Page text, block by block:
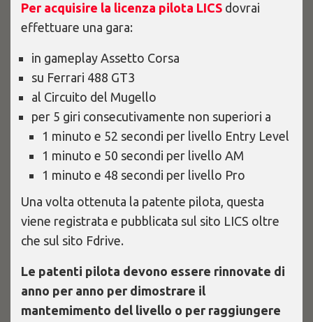
Per acquisire la licenza pilota LICS dovrai
effettuare una gara:
in gameplay Assetto Corsa
su Ferrari 488 GT3
al Circuito del Mugello
per 5 giri consecutivamente non superiori a
1 minuto e 52 secondi per livello Entry Level
1 minuto e 50 secondi per livello AM
1 minuto e 48 secondi per livello Pro
Una volta ottenuta la patente pilota, questa
viene registrata e pubblicata sul sito LICS oltre
che sul sito Fdrive.
Le patenti pilota devono essere rinnovate di
anno per anno per dimostrare il
mantemimento del livello o per raggiungere